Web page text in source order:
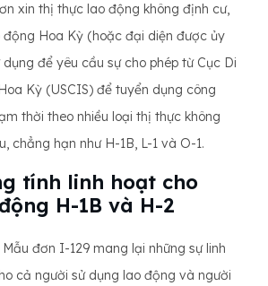
xin thị thực lao động không định cư,
Hoa Kỳ (hoặc đại diện được ủy
để yêu cầu sự cho phép từ Cục Di
Kỳ (USCIS) để tuyển dụng công
thời theo nhiều loại thị thực không
chẳng hạn như H-1B, L-1 và O-1.
tính linh hoạt cho
H-1B và H-2
đơn I-129 mang lại những sự linh
cả người sử dụng lao động và người